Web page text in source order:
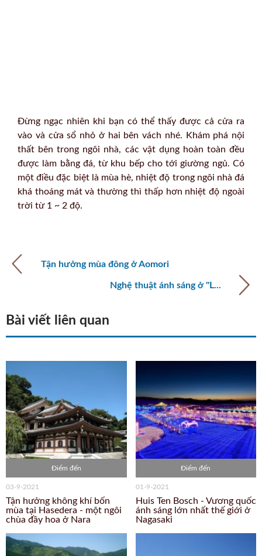
Đừng ngạc nhiên khi bạn có thể thấy được cả cửa ra
vào và cửa sổ nhỏ ở hai bên vách nhé. Khám phá nội
thất bên trong ngôi nhà, các vật dụng hoàn toàn đều
được làm bằng đá, từ khu bếp cho tới giường ngủ. Có
một điều đặc biệt là mùa hè, nhiệt độ trong ngôi nhà đá
khá thoáng mát và thường thì thấp hơn nhiệt độ ngoài
trời từ 1 ~ 2 độ.
Tận hưởng mùa đông ở Aomori
Nghệ thuật ánh sáng ở "L...
Bài viết liên quan
Điểm đến
03-9-2021
Tận hưởng không khí bốn
mùa tại Hasedera - một ngôi
chùa đầy hoa ở Nara
Điểm đến
01-9-2021
Huis Ten Bosch - Vương quốc
ánh sáng lớn nhất thế giới ở
Nagasaki